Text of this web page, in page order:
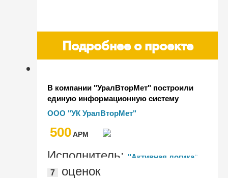
Подробнее о проекте
В компании "УралВторМет" построили
единую информационную систему
ООО "УК УралВторМет"
500AРМ
Исполнитель: "Активная логика"
7
оценок